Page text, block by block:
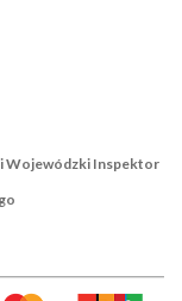
Wojewódzki Inspektor